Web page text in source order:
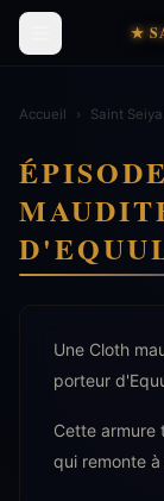
★
Accueil › Saint
Une Cloth
porteur
Cette armure
qui remonte